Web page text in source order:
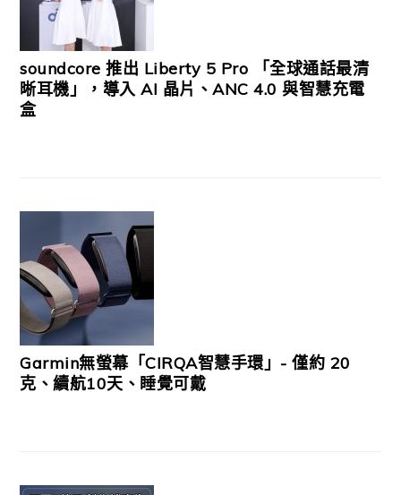
soundcore 推出 Liberty 5 Pro 「全球通話最清
晰耳機」，導入 AI 晶片、ANC 4.0 與智慧充電
盒
Garmin無螢幕「CIRQA智慧手環」- 僅約 20
克、續航10天、睡覺可戴